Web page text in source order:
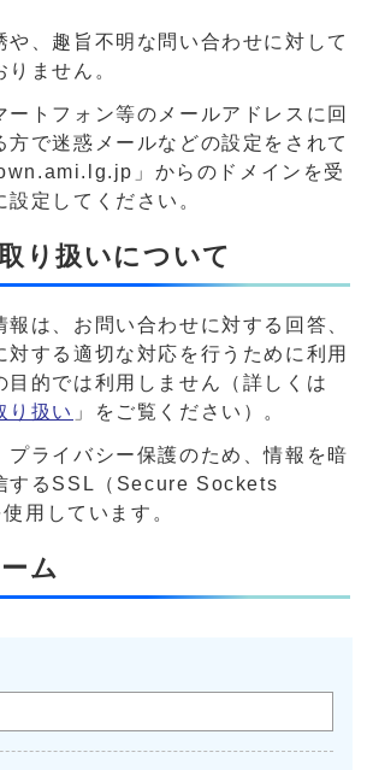
や、趣旨不明な問い合わせに対して
ません。
ートフォン等のメールアドレスに回
方で迷惑メールなどの設定をされて
」からのドメインを受
定してください。
り扱いについて
報は、お問い合わせに対する回答、
対する適切な対応を行うために利用
目的では利用しません（詳しくは
り扱い 」をご覧ください）。
プライバシー保護のため、情報を暗
するSSL（Secure Sockets
用しています。
ム